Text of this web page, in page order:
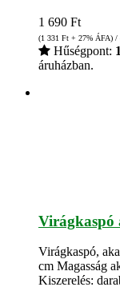
1 690 Ft
(1 331 Ft + 27% ÁFA) /
Hűségpont:
áruházban.
Virágkaspó
Virágkaspó,
cm Magasság
Kiszerelés: